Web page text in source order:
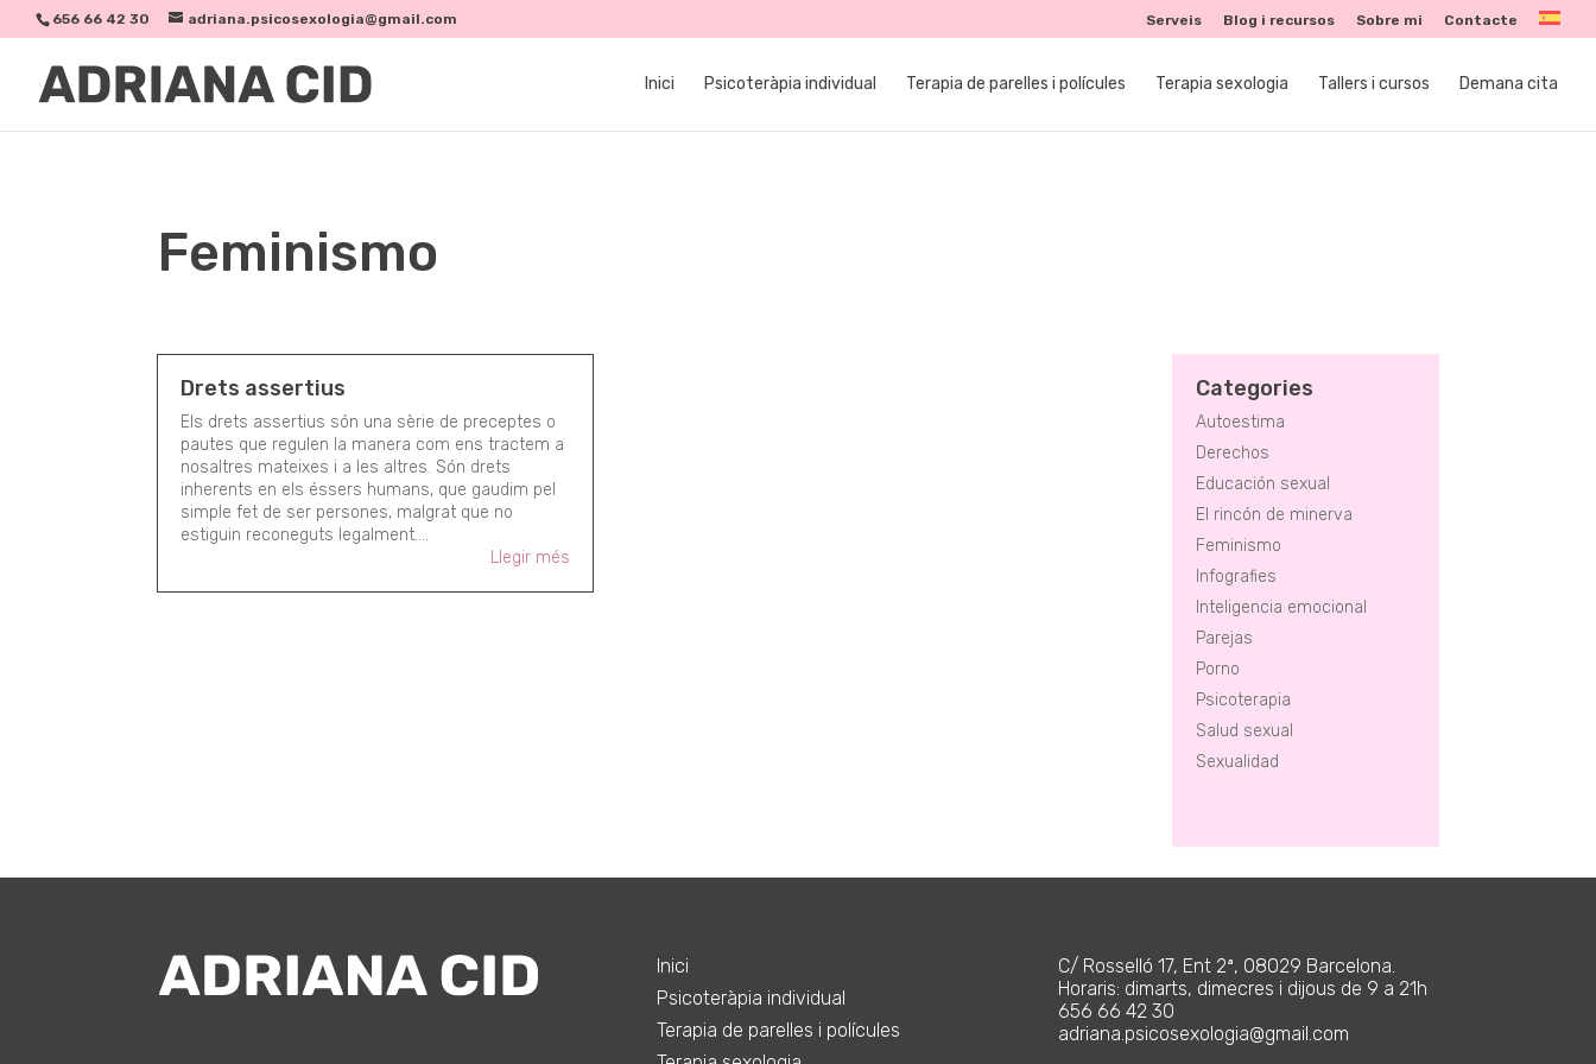
656 66 42 30 adriana.psicosexologia@gmail.com Serveis Blog i recursos Sobre mi Contacte
Inici Psicoteràpia individual Terapia de parelles i polícules Terapia sexologia Tallers i cursos Demana cita
Feminismo
Drets assertius
Els drets assertius són una sèrie de preceptes o
pautes que regulen la manera com ens tractem a
nosaltres mateixes i a les altres. Són drets
inherents en els éssers humans, que gaudim pel
simple fet de ser persones, malgrat que no
estiguin reconeguts legalment....
Llegir més
Categories
Autoestima
Derechos
Educación sexual
El rincón de minerva
Feminismo
Infografies
Inteligencia emocional
Parejas
Porno
Psicoterapia
Salud sexual
Sexualidad
Inici
Psicoteràpia individual
Terapia de parelles i polícules
C/ Rosselló 17, Ent 2ª, 08029 Barcelona.
Horaris: dimarts, dimecres i dijous de 9 a 21h
656 66 42 30
adriana.psicosexologia@gmail.com